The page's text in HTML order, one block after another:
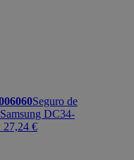
Seguro de
DC34-
27,24 €